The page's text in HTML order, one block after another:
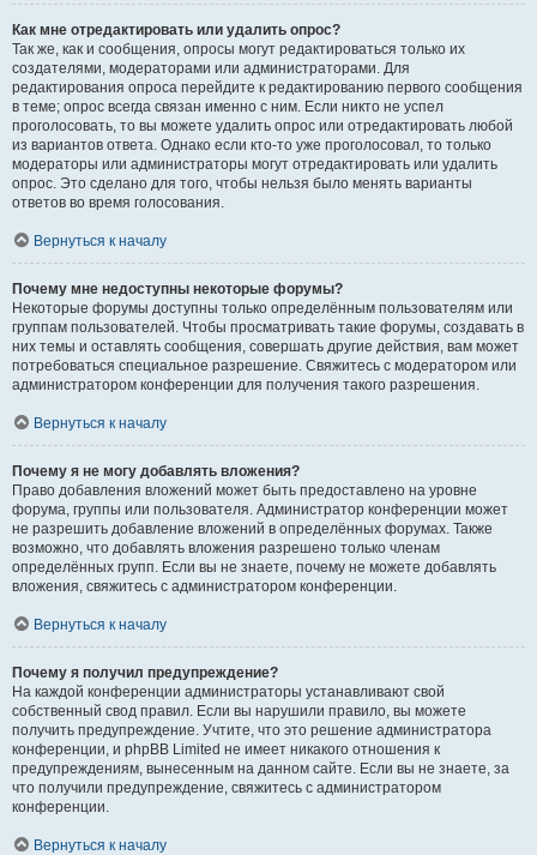
Как мне отредактировать или удалить опрос?
Так же, как и сообщения, опросы могут редактироваться только их
создателями, модераторами или администраторами. Для
редактирования опроса перейдите к редактированию первого сообщения
в теме; опрос всегда связан именно с ним. Если никто не успел
проголосовать, то вы можете удалить опрос или отредактировать любой
из вариантов ответа. Однако если кто-то уже проголосовал, то только
модераторы или администраторы могут отредактировать или удалить
опрос. Это сделано для того, чтобы нельзя было менять варианты
ответов во время голосования.
Вернуться к началу
Почему мне недоступны некоторые форумы?
Некоторые форумы доступны только определённым пользователям или
группам пользователей. Чтобы просматривать такие форумы, создавать в
них темы и оставлять сообщения, совершать другие действия, вам может
потребоваться специальное разрешение. Свяжитесь с модератором или
администратором конференции для получения такого разрешения.
Вернуться к началу
Почему я не могу добавлять вложения?
Право добавления вложений может быть предоставлено на уровне
форума, группы или пользователя. Администратор конференции может
не разрешить добавление вложений в определённых форумах. Также
возможно, что добавлять вложения разрешено только членам
определённых групп. Если вы не знаете, почему не можете добавлять
вложения, свяжитесь с администратором конференции.
Вернуться к началу
Почему я получил предупреждение?
На каждой конференции администраторы устанавливают свой
собственный свод правил. Если вы нарушили правило, вы можете
получить предупреждение. Учтите, что это решение администратора
конференции, и phpBB Limited не имеет никакого отношения к
предупреждениям, вынесенным на данном сайте. Если вы не знаете, за
что получили предупреждение, свяжитесь с администратором
конференции.
Вернуться к началу